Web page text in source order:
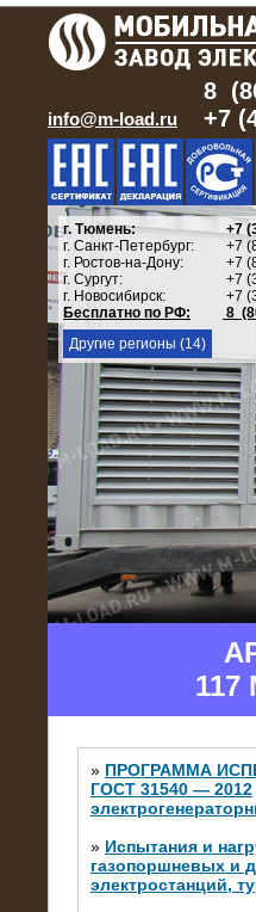
info@m-load.ru
8
+7
г. Тюмень:
+7
г. Санкт-Петербург:
+7
г. Ростов-на-Дону:
+7
г. Сургут:
+7
г. Новосибирск:
+7
Бесплатно по РФ:
8
Другие регионы (14)
» ПРОГРАММА
ГОСТ 31540 — 2012
» Испытания и
газопоршневых и
электростанций,